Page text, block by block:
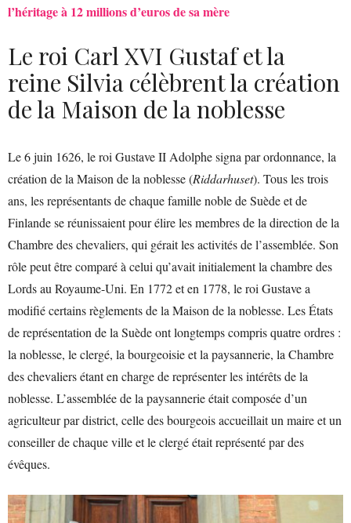
l’héritage à 12 millions d’euros de sa mère
Le roi Carl XVI Gustaf et la
reine Silvia célèbrent la création
de la Maison de la noblesse
Le 6 juin 1626, le roi Gustave II Adolphe signa par ordonnance, la
création de la Maison de la noblesse (Riddarhuset). Tous les trois
ans, les représentants de chaque famille noble de Suède et de
Finlande se réunissaient pour élire les membres de la direction de la
Chambre des chevaliers, qui gérait les activités de l’assemblée. Son
rôle peut être comparé à celui qu’avait initialement la chambre des
Lords au Royaume-Uni. En 1772 et en 1778, le roi Gustave a
modifié certains règlements de la Maison de la noblesse. Les États
de représentation de la Suède ont longtemps compris quatre ordres :
la noblesse, le clergé, la bourgeoisie et la paysannerie, la Chambre
des chevaliers étant en charge de représenter les intérêts de la
noblesse. L’assemblée de la paysannerie était composée d’un
agriculteur par district, celle des bourgeois accueillait un maire et un
conseiller de chaque ville et le clergé était représenté par des
évêques.